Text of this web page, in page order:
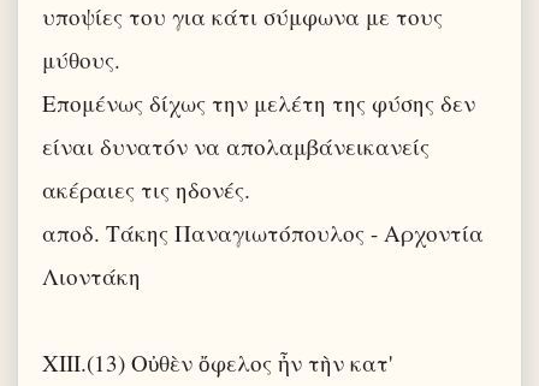
υποψίες του για κάτι σύμφωνα με τους
μύθους.
Επομένως δίχως την μελέτη της φύσης δεν
είναι δυνατόν να απολαμβάνεικανείς
ακέραιες τις ηδονές.
αποδ. Τάκης Παναγιωτόπουλος - Αρχοντία
Λιοντάκη
XIII.(13) Οὐθὲν ὄφελος ἦν τὴν κατ'